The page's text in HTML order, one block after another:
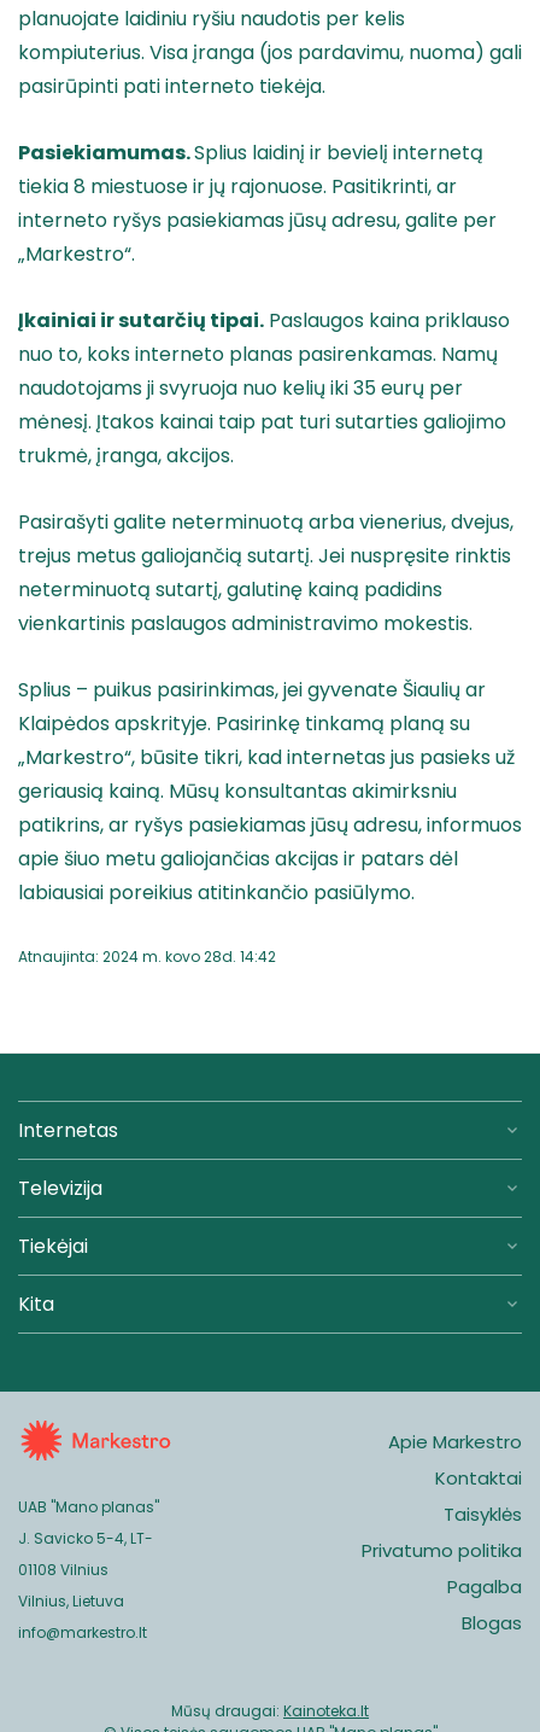
planuojate laidiniu ryšiu naudotis per kelis
kompiuterius. Visa įranga (jos pardavimu, nuoma) gali
pasirūpinti pati interneto tiekėja.
Pasiekiamumas.Splius laidinį ir bevielį internetą
tiekia 8 miestuose ir jų rajonuose. Pasitikrinti, ar
interneto ryšys pasiekiamas jūsų adresu, galite per
„Markestro“.
Įkainiai ir sutarčių tipai. Paslaugos kaina priklauso
nuo to, koks interneto planas pasirenkamas. Namų
naudotojams ji svyruoja nuo kelių iki 35 eurų per
mėnesį. Įtakos kainai taip pat turi sutarties galiojimo
trukmė, įranga, akcijos.
Pasirašyti galite neterminuotą arba vienerius, dvejus,
trejus metus galiojančią sutartį. Jei nuspręsite rinktis
neterminuotą sutartį, galutinę kainą padidins
vienkartinis paslaugos administravimo mokestis.
Splius – puikus pasirinkimas, jei gyvenate Šiaulių ar
Klaipėdos apskrityje. Pasirinkę tinkamą planą su
„Markestro“, būsite tikri, kad internetas jus pasieks už
geriausią kainą. Mūsų konsultantas akimirksniu
patikrins, ar ryšys pasiekiamas jūsų adresu, informuos
apie šiuo metu galiojančias akcijas ir patars dėl
labiausiai poreikius atitinkančio pasiūlymo.
Atnaujinta: 2024 m. kovo 28d. 14:42
Internetas
Televizija
Tiekėjai
Kita
Apie Markestro
Kontaktai
Taisyklės
Privatumo politika
Pagalba
Blogas
UAB "Mano planas"
J. Savicko 5-4, LT-
01108 Vilnius
Vilnius, Lietuva
info@markestro.lt
Mūsų draugai: Kainoteka.lt